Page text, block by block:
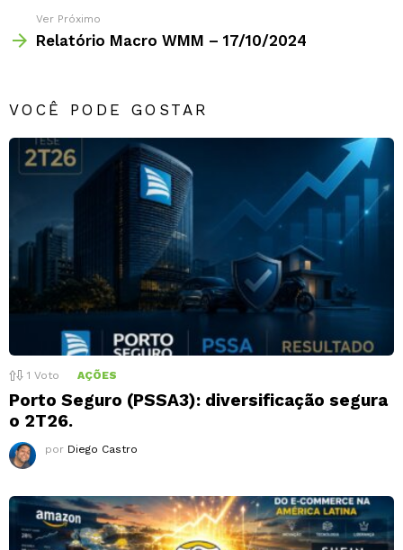
Ver Próximo
Relatório Macro WMM – 17/10/2024
VOCÊ PODE GOSTAR
1 Voto AÇÕES
Porto Seguro (PSSA3): diversificação segura
o 2T26.
por Diego Castro